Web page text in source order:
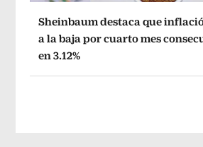
Sheinbaum destaca que
a la baja por cuarto mes
en 3.12%